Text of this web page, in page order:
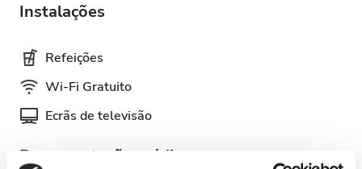
Instalações
Refeições
Wi-Fi Gratuito
Ecrãs de televisão
Documentação médica